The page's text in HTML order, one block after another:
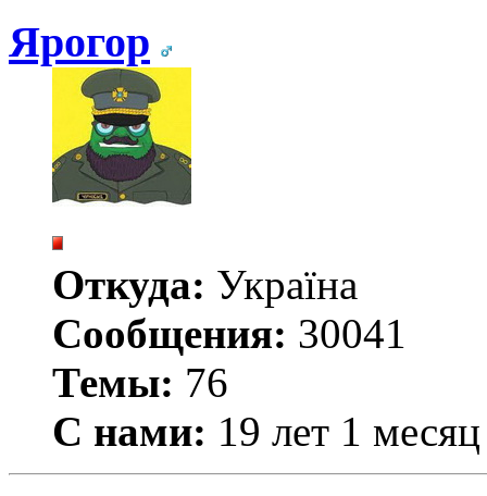
Ярогор
Откуда: Україна
Сообщения: 30041
Темы: 76
С нами: 19 лет 1 месяц